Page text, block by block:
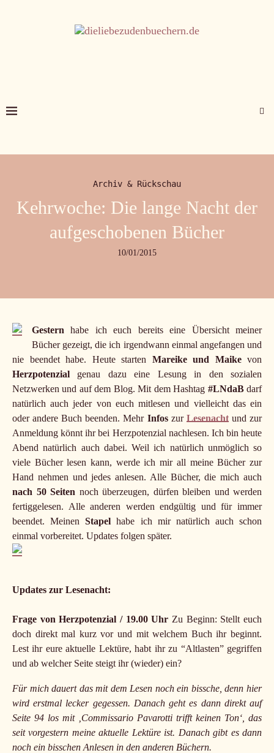
Archiv & Rückschau
Kehrwoche: Die lange Nacht der
aufgeschobenen Bücher
10/01/2015
Gestern habe ich euch bereits eine Übersicht meiner
Bücher gezeigt, die ich irgendwann einmal angefangen und
nie beendet habe. Heute starten Mareike und Maikevon
Herzpotenzial genau dazu eine Lesung in den sozialen
Netzwerken und auf dem Blog. Mit dem Hashtag #LNdaBdarf
natürlich auch jeder von euch mitlesen und vielleicht das ein
oder andere Buch beenden. Mehr Infoszur Lesenachtund zur
Anmeldung könnt ihr bei Herzpotenzial nachlesen. Ich bin heute
Abend natürlich auch dabei. Weil ich natürlich unmöglich so
viele Bücher lesen kann, werde ich mir all meine Bücher zur
Hand nehmen und jedes anlesen. Alle Bücher, die mich auch
nach 50 Seiten noch überzeugen, dürfen bleiben und werden
fertiggelesen. Alle anderen werden endgültig und für immer
beendet. MeinenStapel habe ich mir natürlich auch schon
einmal vorbereitet. Updates folgen später.
Updates zur Lesenacht:
Frage von Herzpotenzial / 19.00 Uhr Zu Beginn: Stellt euch
doch direkt mal kurz vor und mit welchem Buch ihr beginnt.
Lest ihr eure aktuelle Lektüre, habt ihr zu “Altlasten” gegriffen
und ab welcher Seite steigt ihr (wieder) ein?
Für mich dauert das mit dem Lesen noch ein bissche, denn hier
wird erstmal lecker gegessen. Danach geht es dann direkt auf
Seite 94 los mit ‚Commissario Pavarotti trifft keinen Ton‘, das
seit vorgestern meine aktuelle Lektüre ist. Danach gibt es dann
noch ein bisschen Anlesen in den anderen Büchern.